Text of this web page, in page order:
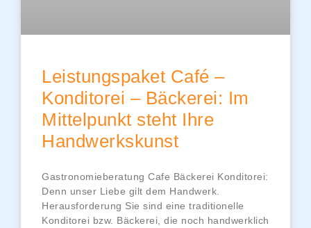
Leistungspaket Café –
Konditorei – Bäckerei: Im
Mittelpunkt steht Ihre
Handwerkskunst
Gastronomieberatung Cafe Bäckerei Konditorei:
Denn unser Liebe gilt dem Handwerk.
Herausforderung Sie sind eine traditionelle
Konditorei bzw. Bäckerei, die noch handwerklich